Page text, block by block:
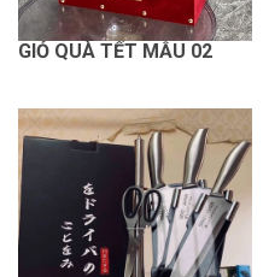
GIỎ QUÀ TẾT MẪU 02